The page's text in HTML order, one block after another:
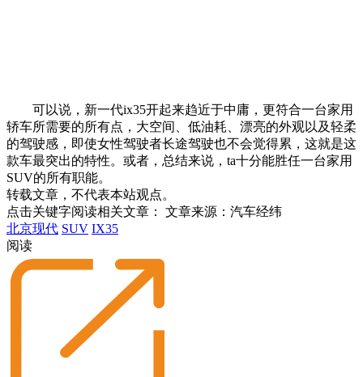
可以说，新一代ix35开起来趋近于中庸，更符合一台家用
轿车所需要的所有点，大空间、低油耗、漂亮的外观以及轻柔
的驾驶感，即使女性驾驶者长途驾驶也不会觉得累，这就是这
款车最突出的特性。或者，总结来说，ta十分能胜任一台家用
SUV的所有职能。
转载文章，不代表本站观点。
点击关键字阅读相关文章：
文章来源：汽车经纬
北京现代 SUV IX35
阅读